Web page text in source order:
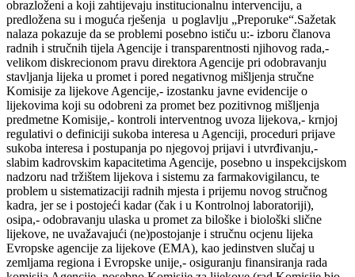
obrazloženi a koji zahtijevaju institucionalnu intervenciju, a
predložena su i moguća rješenja u poglavlju „Preporuke“.Sažetak
nalaza pokazuje da se problemi posebno ističu u:- izboru članova
radnih i stručnih tijela Agencije i transparentnosti njihovog rada,-
velikom diskrecionom pravu direktora Agencije pri odobravanju
stavljanja lijeka u promet i pored negativnog mišljenja stručne
Komisije za lijekove Agencije,- izostanku javne evidencije o
lijekovima koji su odobreni za promet bez pozitivnog mišljenja
predmetne Komisije,- kontroli interventnog uvoza lijekova,- krnjoj
regulativi o definiciji sukoba interesa u Agenciji, proceduri prijave
sukoba interesa i postupanja po njegovoj prijavi i utvrđivanju,-
slabim kadrovskim kapacitetima Agencije, posebno u inspekcijskom
nadzoru nad tržištem lijekova i sistemu za farmakovigilancu, te
problem u sistematizaciji radnih mjesta i prijemu novog stručnog
kadra, jer se i postojeći kadar (čak i u Kontrolnoj laboratoriji),
osipa,- odobravanju ulaska u promet za biloške i biološki slične
lijekove, ne uvažavajući (ne)postojanje i stručnu ocjenu lijeka
Evropske agencije za lijekove (EMA), kao jedinstven slučaj u
zemljama regiona i Evropske unije,- osiguranju finansiranja rada